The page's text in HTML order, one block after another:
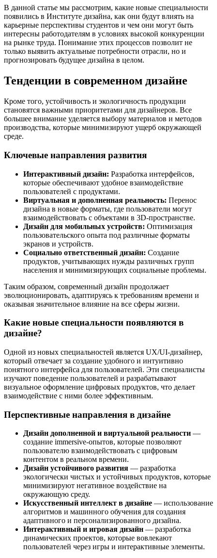
В данной статье мы рассмотрим, какие новые специальности
появились в Институте дизайна, как они будут влиять на
карьерные перспективы студентов и чем они могут быть
интересны работодателям в условиях высокой конкуренции
на рынке труда. Понимание этих процессов позволит не
только выявить актуальные потребности отрасли, но и
прогнозировать будущее дизайна в целом.
Тенденции в современном дизайне
Кроме того, устойчивость и экологичность продукции
становятся важными приоритетами для дизайнеров. Все
большее внимание уделяется выбору материалов и методов
производства, которые минимизируют ущерб окружающей
среде.
Ключевые направления развития
Интерактивный дизайн: Разработка интерфейсов,
которые обеспечивают удобное взаимодействие
пользователей с продуктами.
Виртуальная и дополненная реальность: Перенос
дизайна в новые форматы, где пользователи могут
взаимодействовать с объектами в 3D-пространстве.
Дизайн для мобильных устройств: Оптимизация
пользовательского опыта под различные форматы
экранов и устройств.
Социально ответственный дизайн: Создание
продуктов, учитывающих нужды различных групп
населения и минимизирующих социальные проблемы.
Таким образом, современный дизайн продолжает
эволюционировать, адаптируясь к требованиям времени и
оказывая значительное влияние на все сферы жизни.
Какие новые специальности появляются в
дизайне?
Одной из новых специальностей является UX/UI-дизайнер,
который отвечает за создание удобного и интуитивно
понятного интерфейса для пользователей. Эти специалисты
изучают поведение пользователей и разрабатывают
визуальное оформление цифровых продуктов, что делает
взаимодействие с ними более эффективным.
Перспективные направления в дизайне
Дизайн дополненной и виртуальной реальности —
создание immersive-опытов, которые позволяют
пользователю взаимодействовать с цифровым
контентом в реальном времени.
Дизайн устойчивого развития — разработка
экологически чистых и устойчивых продуктов, которые
минимизируют негативное воздействие на
окружающую среду.
Искусственный интеллект в дизайне — использование
алгоритмов и машинного обучения для создания
адаптивного и персонализированного дизайна.
Интерактивный и игровая дизайн — разработка
динамических проектов, которые вовлекают
пользователей через игры и интерактивные элементы.